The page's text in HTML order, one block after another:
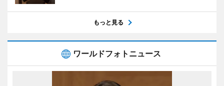
もっと見る
ワールドフォトニュース